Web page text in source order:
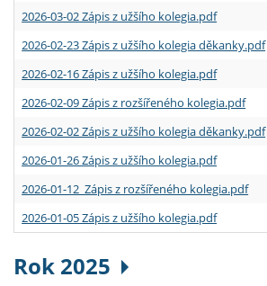
2026-03-02 Zápis z užšího kolegia.pdf
2026-02-23 Zápis z užšího kolegia děkanky.pdf
2026-02-16 Zápis z užšího kolegia.pdf
2026-02-09 Zápis z rozšířeného kolegia.pdf
2026-02-02 Zápis z užšího kolegia děkanky.pdf
2026-01-26 Zápis z užšího kolegia.pdf
2026-01-12 Zápis z rozšířeného kolegia.pdf
2026-01-05 Zápis z užšího kolegia.pdf
Rok 2025